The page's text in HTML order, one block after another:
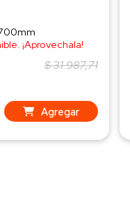
¡Aprovechala!
$ 31.987,71
Agregar